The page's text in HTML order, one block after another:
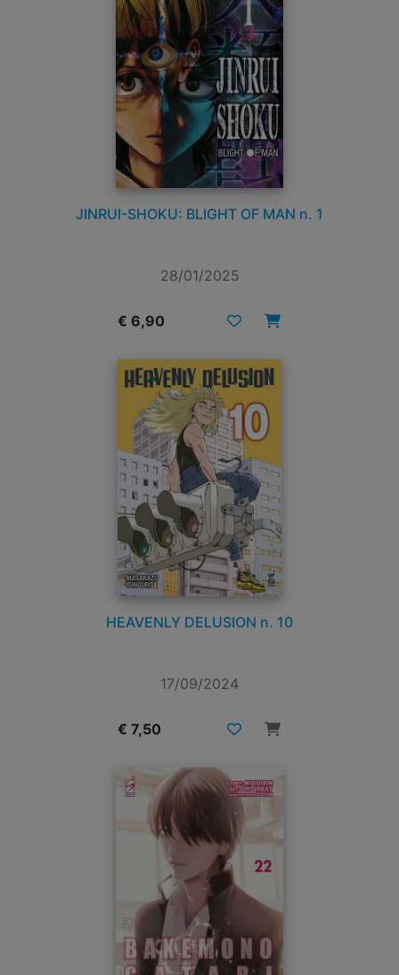
JINRUI-SHOKU: BLIGHT OF MAN n. 1
28/01/2025
€ 6,90
HEAVENLY DELUSION n. 10
17/09/2024
€ 7,50